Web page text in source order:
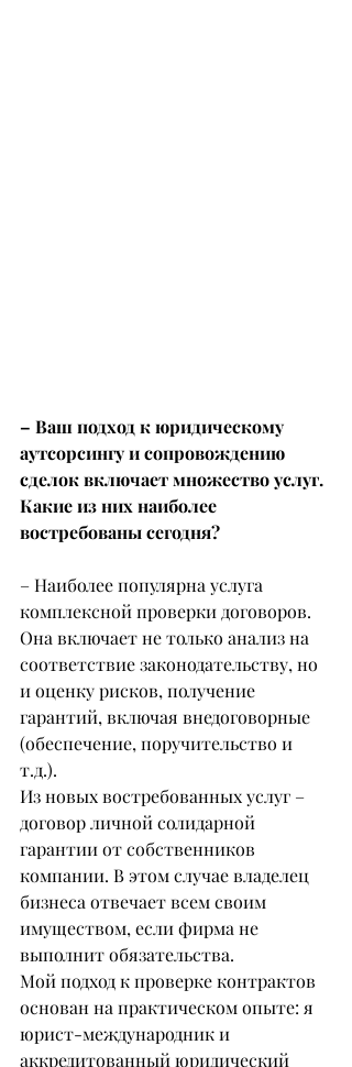
– Ваш подход к юридическому
аутсорсингу и сопровождению
сделок включает множество услуг.
Какие из них наиболее
востребованы сегодня?
– Наиболее популярна услуга
комплексной проверки договоров.
Она включает не только анализ на
соответствие законодательству, но
и оценку рисков, получение
гарантий, включая внедоговорные
(обеспечение, поручительство и
т.д.).
Из новых востребованных услуг –
договор личной солидарной
гарантии от собственников
компании. В этом случае владелец
бизнеса отвечает всем своим
имуществом, если фирма не
выполнит обязательства.
Мой подход к проверке контрактов
основан на практическом опыте: я
юрист-международник и
аккредитованный юридический